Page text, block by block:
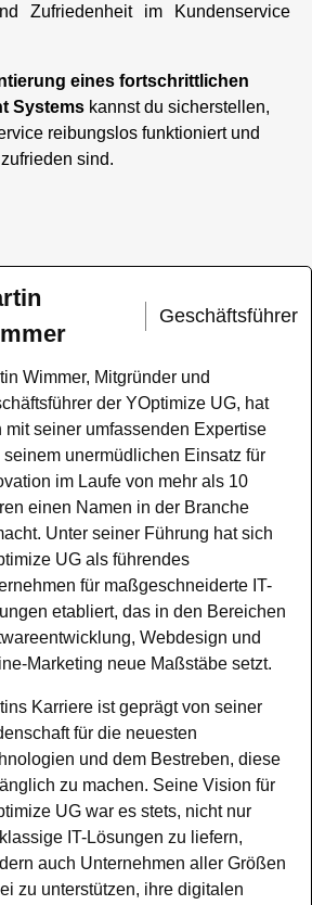
Zufriedenheit im Kundenservice
eines fortschrittlichen
Systems kannst du sicherstellen,
reibungslos funktioniert und
sind.
Geschäftsführer
Wimmer, Mitgründer und
der YOptimize UG, hat
mit seiner umfassenden Expertise
seinem unermüdlichen Einsatz für
im Laufe von mehr als 10
einen Namen in der Branche
Unter seiner Führung hat sich
UG als führendes
für maßgeschneiderte IT-
etabliert, das in den Bereichen
Webdesign und
Marketing neue Maßstäbe setzt.
Karriere ist geprägt von seiner
für die neuesten
und dem Bestreben, diese
zu machen. Seine Vision für
UG war es stets, nicht nur
IT-Lösungen zu liefern,
auch Unternehmen aller Größen
zu unterstützen, ihre digitalen